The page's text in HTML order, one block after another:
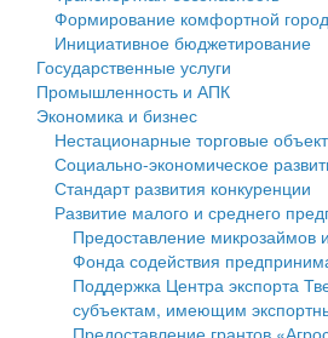
Государственные услуги
Промышленность и АПК
Экономика и бизнес
Символика
Устав
Гостям округа
Туризм
Культура
Образование
Здравоохранение
муниципального округа Тверской
Администрация Кашинского
Тверской области
Управление сельскими
Открытые данные
Работа с обращениями граждан
Муниципальный контроль
Финансовое управление
Бюджет для граждан
Имущество
Выявление правообладателей
объектов недвижимости
Имущественная поддержка
среднего предпринимательства
Формирование комфортной
Инициативное бюджетирование
Государственные услуги
Промышленность и АПК
Экономика и бизнес
Нестационарные торговые
Социально-экономическое
Стандарт развития конкуренции
Развитие малого и среднего
Предоставление микрозаймов
Фонда содействия
Поддержка Центра экспорта
субъектам, имеющим
Предоставление грантов